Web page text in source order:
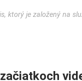
ktorý je založený na